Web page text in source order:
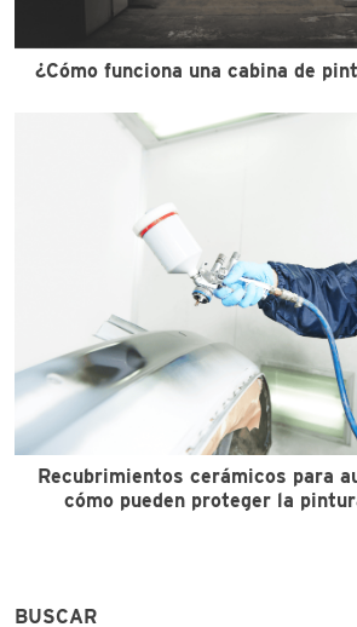
¿Cómo funciona una cabina de
Recubrimientos cerámicos para
cómo pueden proteger la
BUSCAR